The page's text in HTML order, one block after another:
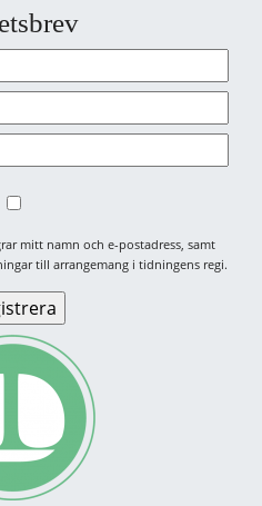
mitt namn och e-postadress, samt
till arrangemang i tidningens regi.